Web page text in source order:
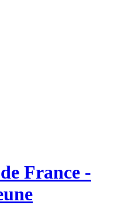
France -